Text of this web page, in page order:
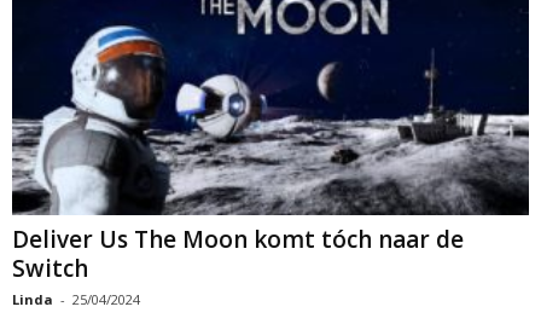
Deliver Us The Moon komt tóch naar de
Switch
Linda - 25/04/2024